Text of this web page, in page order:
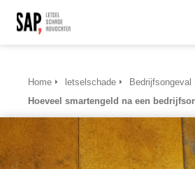
Home letselschade
Bedrijfsongeval
Hoeveel smartengeld na een